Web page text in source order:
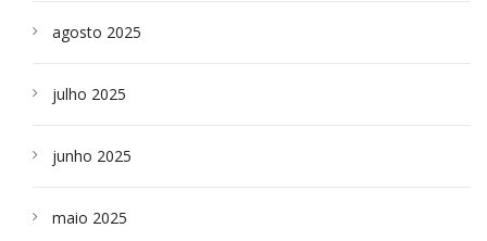
agosto 2025
julho 2025
junho 2025
maio 2025